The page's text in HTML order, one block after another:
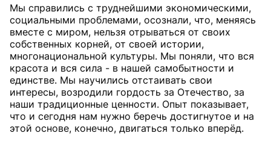
Мы справились с труднейшими экономическими,
социальными проблемами, осознали, что, меняясь
вместе с миром, нельзя отрываться от своих
собственных корней, от своей истории,
многонациональной культуры. Мы поняли, что вся
красота и вся сила - в нашей самобытности и
единстве. Мы научились отстаивать свои
интересы, возродили гордость за Отечество, за
наши традиционные ценности. Опыт показывает,
что и сегодня нам нужно беречь достигнутое и на
этой основе, конечно, двигаться только вперёд.